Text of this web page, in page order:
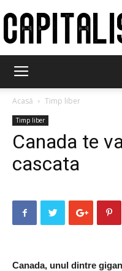
Acasă Timp liber
Timp liber
Canada te
cascata
Canada, unul dintre